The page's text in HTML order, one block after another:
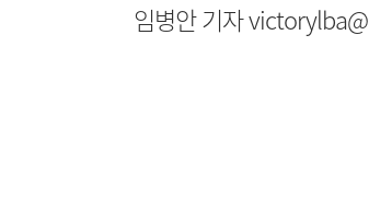
임병안 기자 victorylba@